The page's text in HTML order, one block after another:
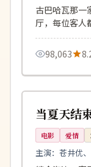
古巴哈瓦那一
厅，每位客人
98,063
日本
杜比
当夏天结
电影 爱情
主演：苍井优